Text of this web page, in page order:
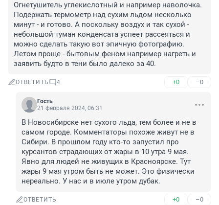
Огнетушитель углекислотный и например наволочка.
Подержать термометр над сухим льдом несколько
минут - и готово. А поскольку воздух и так сухой -
небольшой туман конденсата успеет рассеяться и
можно сделать такую вот эпичную фотографию.
Летом проще - бытовым феном например нагреть и
заявить будто в тени было далеко за 40.
ОТВЕТИТЬ 4 +0 –0
Гость
21 февраля 2024, 06:31
В Новосибирске нет сухого льда, тем более и не в
самом городе. Комментаторы похоже живут не в
Сибири. В прошлом году кто-то запустил про
курсантов страдающих от жары в 10 утра 9 мая.
Явно для людей не живущих в Красноярске. Тут
жары 9 мая утром быть не может. Это физически
нереально. У нас и в июле утром дубак.
ОТВЕТИТЬ +0 –0